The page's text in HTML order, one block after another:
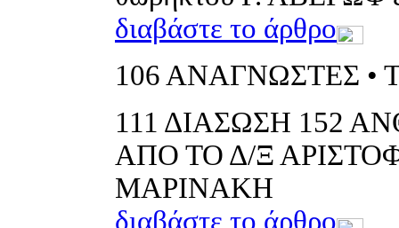
διαβάστε το άρθρο
106 ΑΝΑΓΝΩΣΤΕΣ •
111 ΔΙΑΣΩΣΗ 152
ΑΠΟ ΤΟ Δ/Ξ
ΜΑΡΙΝΑΚΗ
διαβάστε το άρθρο